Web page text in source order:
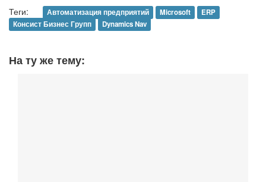
Теги: Автоматизация предприятий Microsoft
ERP
Консист Бизнес Групп
Dynamics Nav
На ту же тему: